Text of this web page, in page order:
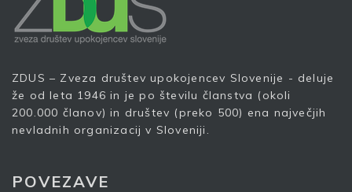
ZDUS – Zveza društev upokojencev Slovenije - deluje
že od leta 1946 in je po številu članstva (okoli
200.000 članov) in društev (preko 500) ena največjih
nevladnih organizacij v Sloveniji.
POVEZAVE